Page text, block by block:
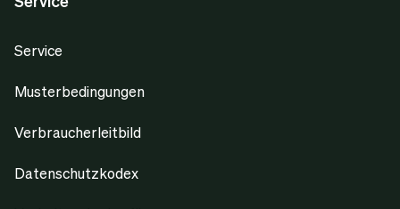
Service
Musterbedingungen
Verbraucherleitbild
Datenschutzkodex